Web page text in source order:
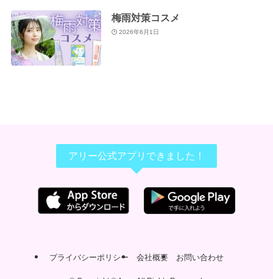
梅雨対策コスメ
2026年6月1日
アリー公式アプリできました！
プライバシーポリシー 会社概要 お問い合わせ